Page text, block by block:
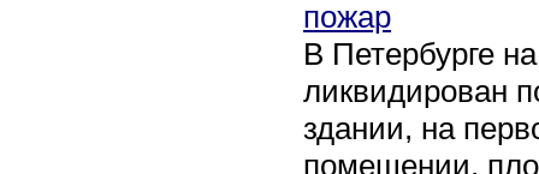
пожар
В Петербурге
ликвидирован
здании, на
помещении,